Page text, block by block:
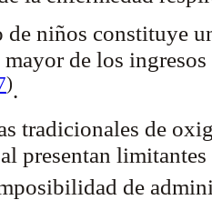
de niños constituye
de los
).
tradicionales de
presentan
de